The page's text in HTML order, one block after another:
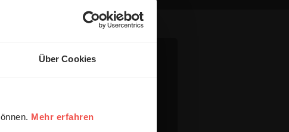
Über Cookies
Mehr erfahren